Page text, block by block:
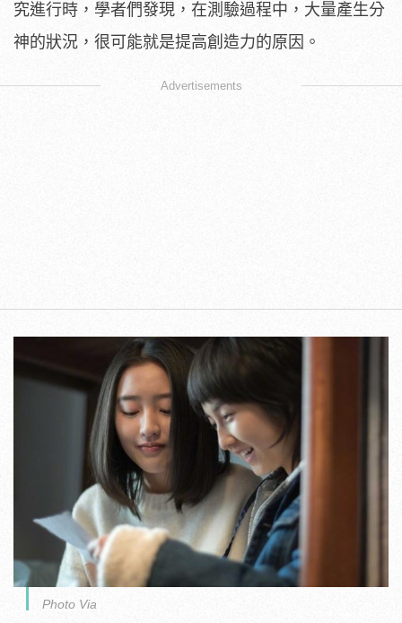
究進行時，學者們發現，在測驗過程中，大量產生分
神的狀況，很可能就是提高創造力的原因。
Advertisements
Photo Via